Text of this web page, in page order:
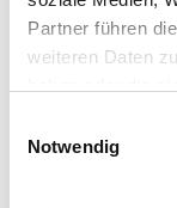
Partner führen
weiteren Daten
Notwendig
53809